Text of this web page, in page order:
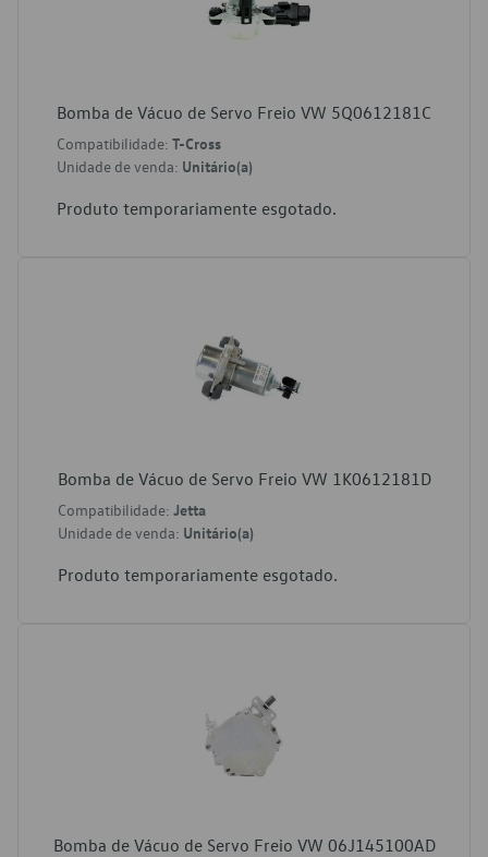
Bomba de Vácuo de Servo Freio VW 5Q0612181C
Compatibilidade: T-Cross
Unidade de venda: Unitário(a)
Produto temporariamente esgotado.
Bomba de Vácuo de Servo Freio VW 1K0612181D
Compatibilidade: Jetta
Unidade de venda: Unitário(a)
Produto temporariamente esgotado.
Bomba de Vácuo de Servo Freio VW 06J145100AD